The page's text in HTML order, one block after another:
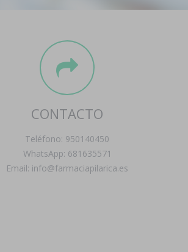
CONTACTO
Teléfono: 950140450
WhatsApp: 681635571
Email: info@farmaciapilarica.es